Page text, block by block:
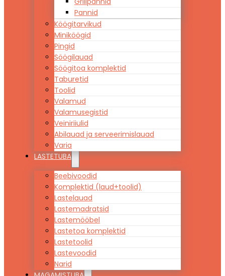
Pannid
Köögitarvikud
Miniköögid
Pingid
Söögilauad
Söögitoa komplektid
Taburetid
Toolid
Valamud
Valamusegistid
Veiniriiulid
Abilauad ja serveerimislauad
Varia
LASTETUBA
Beebivoodid
Komplektid (laud+toolid)
Lastelauad
Lastemadratsid
Lastemööbel
Lastetoa komplektid
Lastetoolid
Lastevoodid
Narid